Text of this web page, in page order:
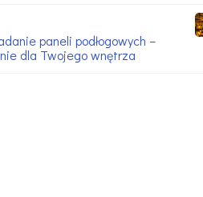
paneli podłogowych –
dla Twojego wnętrza